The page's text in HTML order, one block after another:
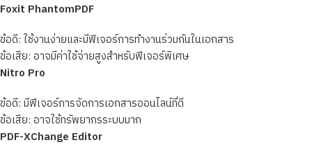
Foxit PhantomPDF
ข้อดี: ใช้งานง่ายและมีฟีเจอร์การทำงานร่วมกันในเอกสาร
ข้อเสีย: อาจมีค่าใช้จ่ายสูงสำหรับฟีเจอร์พิเศษ
Nitro Pro
ข้อดี: มีฟีเจอร์การจัดการเอกสารออนไลน์ที่ดี
ข้อเสีย: อาจใช้ทรัพยากรระบบมาก
PDF-XChange Editor